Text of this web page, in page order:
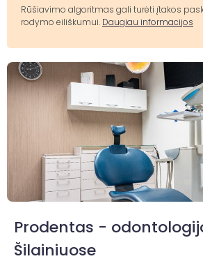
Rūšiavimo algoritmas gali turėti įtakos
rodymo eiliškumui. Daugiau informacijos
Prodentas -
Šilainiuose